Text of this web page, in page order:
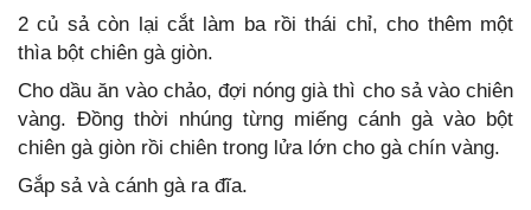
2 củ sả còn lại cắt làm ba rồi thái chỉ, cho thêm một
thìa bột chiên gà giòn.
Cho dầu ăn vào chảo, đợi nóng già thì cho sả vào chiên
vàng. Đồng thời nhúng từng miếng cánh gà vào bột
chiên gà giòn rồi chiên trong lửa lớn cho gà chín vàng.
Gắp sả và cánh gà ra đĩa.